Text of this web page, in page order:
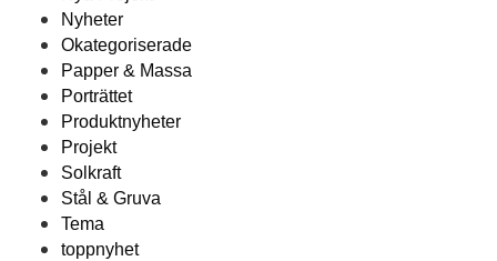
Nyheter
Okategoriserade
Papper & Massa
Porträttet
Produktnyheter
Projekt
Solkraft
Stål & Gruva
Tema
toppnyhet